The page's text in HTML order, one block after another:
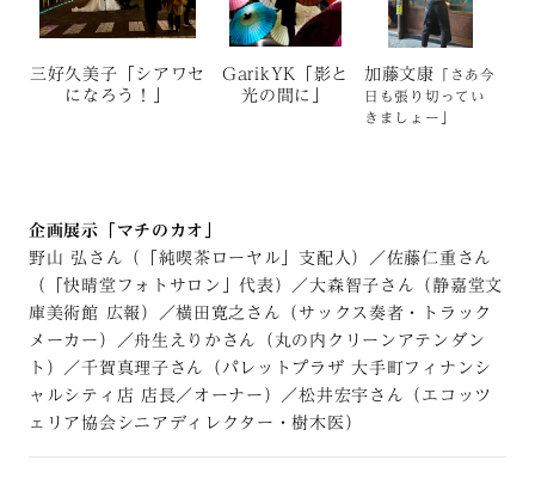
三好久美子「シアワセ
になろう！」
GarikYK「影と
光の間に」
加藤文康 「さあ今
日も張り切ってい
きましょー」
企画展示「マチのカオ」
野山 弘さん（「純喫茶ローヤル」支配人）／佐藤仁重さん
（「快晴堂フォトサロン」代表）／大森智子さん（静嘉堂文
庫美術館 広報）／横田寛之さん（サックス奏者・トラック
メーカー）／舟生えりかさん（丸の内クリーンアテンダン
ト）／千賀真理子さん（パレットプラザ 大手町フィナンシ
ャルシティ店 店長／オーナー）／松井宏宇さん（エコッツ
ェリア協会シニアディレクター・樹木医）